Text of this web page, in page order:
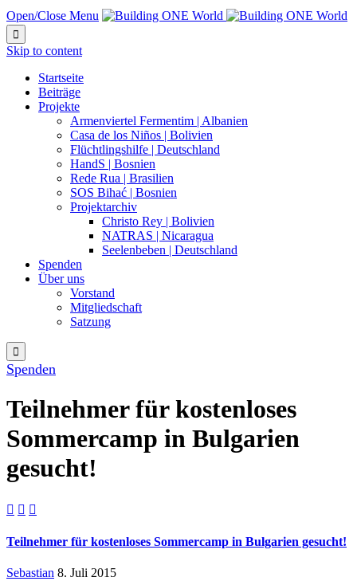
Open/Close Menu

Skip to content
Startseite
Beiträge
Projekte
Armenviertel Fermentim | Albanien
Casa de los Niños | Bolivien
Flüchtlingshilfe | Deutschland
HandS | Bosnien
Rede Rua | Brasilien
SOS Bihać | Bosnien
Projektarchiv
Christo Rey | Bolivien
NATRAS | Nicaragua
Seelenbeben | Deutschland
Spenden
Über uns
Vorstand
Mitgliedschaft
Satzung

Spenden
Teilnehmer für kostenloses
Sommercamp in Bulgarien
gesucht!
  
Teilnehmer für kostenloses Sommercamp in Bulgarien gesucht!
Sebastian 8. Juli 2015